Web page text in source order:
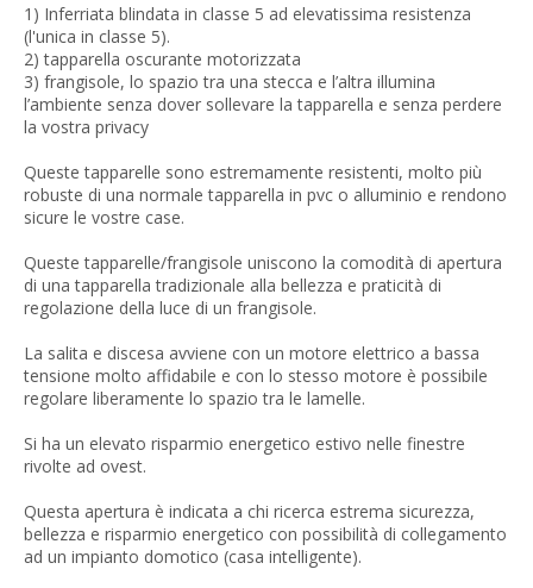
1) Inferriata blindata in classe 5 ad elevatissima resistenza
(l'unica in classe 5).
2) tapparella oscurante motorizzata
3) frangisole, lo spazio tra una stecca e l’altra illumina
l’ambiente senza dover sollevare la tapparella e senza perdere
la vostra privacy
Queste tapparelle sono estremamente resistenti, molto più
robuste di una normale tapparella in pvc o alluminio e rendono
sicure le vostre case.
Queste tapparelle/frangisole uniscono la comodità di apertura
di una tapparella tradizionale alla bellezza e praticità di
regolazione della luce di un frangisole.
La salita e discesa avviene con un motore elettrico a bassa
tensione molto affidabile e con lo stesso motore è possibile
regolare liberamente lo spazio tra le lamelle.
Si ha un elevato risparmio energetico estivo nelle finestre
rivolte ad ovest.
Questa apertura è indicata a chi ricerca estrema sicurezza,
bellezza e risparmio energetico con possibilità di collegamento
ad un impianto domotico (casa intelligente).